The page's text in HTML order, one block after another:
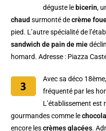
déguste le bicerin,
chaud surmonté decrème
pied. L’autre spécialité de
sandwich de pain de mie
homard. Adresse : Piazza
Avec sa déco
fréquenté par les
L’établissement est
gourmandes comme le
encore lescrèmes glacées.